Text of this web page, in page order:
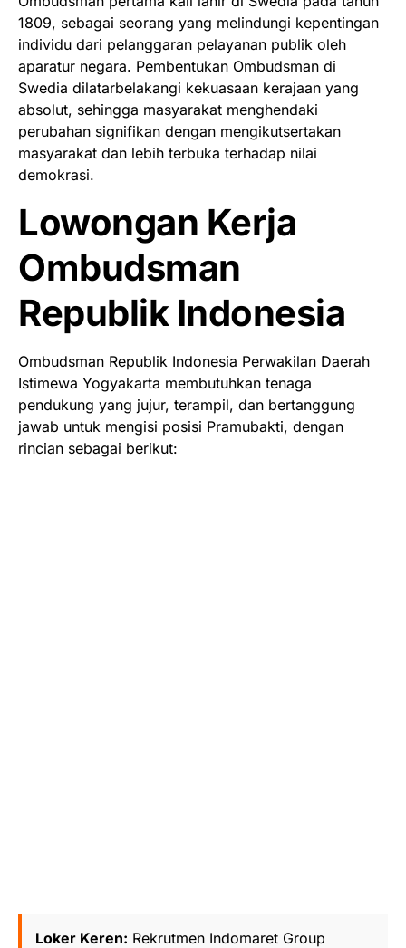
1809, sebagai seorang yang melindungi kepentingan
individu dari pelanggaran pelayanan publik oleh
aparatur negara. Pembentukan Ombudsman di
Swedia dilatarbelakangi kekuasaan kerajaan yang
absolut, sehingga masyarakat menghendaki
perubahan signifikan dengan mengikutsertakan
masyarakat dan lebih terbuka terhadap nilai
demokrasi.
Lowongan Kerja
Ombudsman
Republik Indonesia
Ombudsman Republik Indonesia Perwakilan Daerah
Istimewa Yogyakarta membutuhkan tenaga
pendukung yang jujur, terampil, dan bertanggung
jawab untuk mengisi posisi Pramubakti, dengan
rincian sebagai berikut:
Loker Keren: Rekrutmen Indomaret Group